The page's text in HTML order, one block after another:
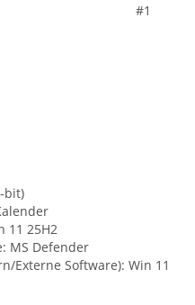
#1
bit)
11 25H2
MS Defender
Externe Software): Win 11